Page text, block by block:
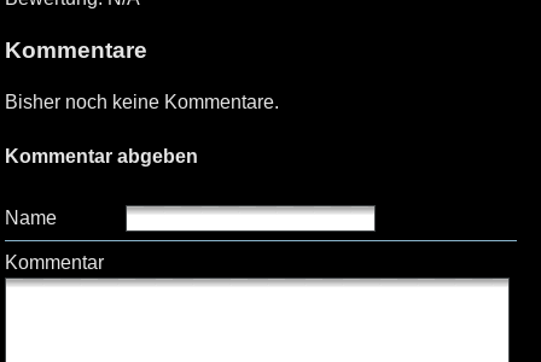
Kommentare
Bisher noch keine Kommentare.
Kommentar abgeben
Name
Kommentar